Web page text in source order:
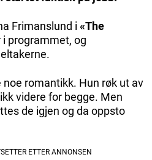
Frimanslund i «The
programmet, og
noe romantikk. Hun røk ut av
videre for begge. Men
de igjen og da oppsto